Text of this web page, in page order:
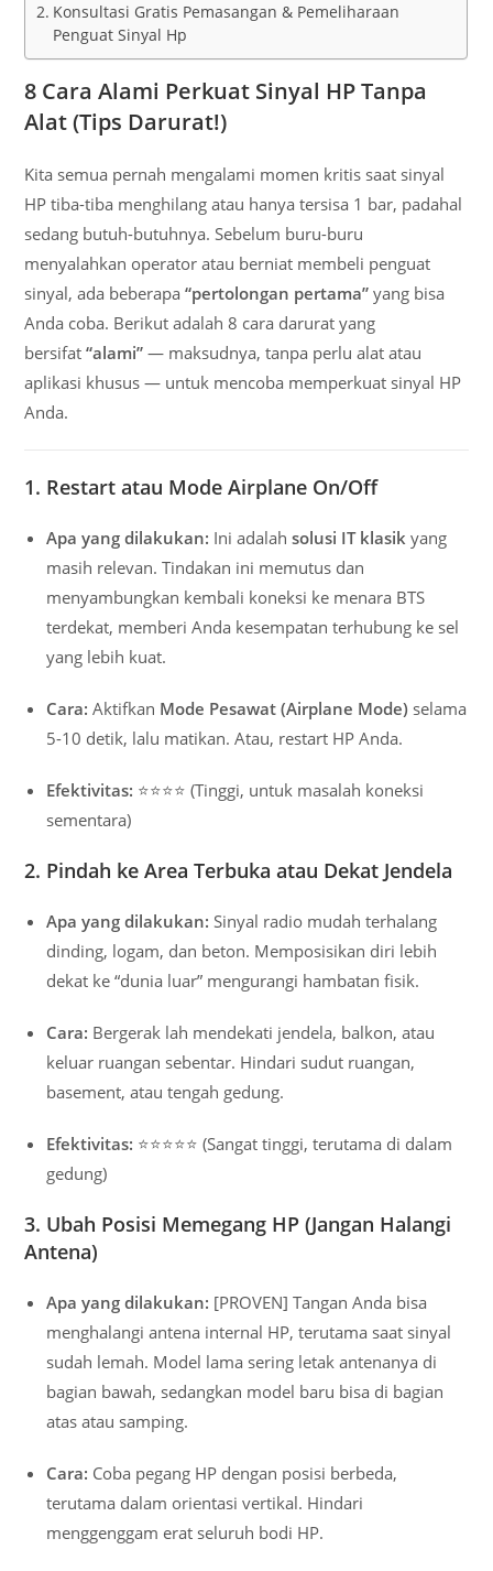
Konsultasi Gratis Pemasangan & Pemeliharaan
Penguat Sinyal Hp
8 Cara Alami Perkuat Sinyal HP Tanpa
Alat (Tips Darurat!)
Kita semua pernah mengalami momen kritis saat sinyal
HP tiba-tiba menghilang atau hanya tersisa 1 bar, padahal
sedang butuh-butuhnya. Sebelum buru-buru
menyalahkan operator atau berniat membeli penguat
sinyal, ada beberapa“pertolongan pertama” yang bisa
Anda coba. Berikut adalah 8 cara darurat yang
bersifat“alami” — maksudnya, tanpa perlu alat atau
aplikasi khusus — untuk mencoba memperkuat sinyal HP
Anda.
1. Restart atau Mode Airplane On/Off
Apa yang dilakukan: Ini adalahsolusi IT klasik yang
masih relevan. Tindakan ini memutus dan
menyambungkan kembali koneksi ke menara BTS
terdekat, memberi Anda kesempatan terhubung ke sel
yang lebih kuat.
Cara: Aktifkan Mode Pesawat (Airplane Mode) selama
5-10 detik, lalu matikan. Atau, restart HP Anda.
Efektivitas: ⭐⭐⭐⭐ (Tinggi, untuk masalah koneksi
sementara)
2. Pindah ke Area Terbuka atau Dekat Jendela
Apa yang dilakukan: Sinyal radio mudah terhalang
dinding, logam, dan beton. Memposisikan diri lebih
dekat ke “dunia luar” mengurangi hambatan fisik.
Cara: Bergerak lah mendekati jendela, balkon, atau
keluar ruangan sebentar. Hindari sudut ruangan,
basement, atau tengah gedung.
Efektivitas: ⭐⭐⭐⭐⭐ (Sangat tinggi, terutama di dalam
gedung)
3. Ubah Posisi Memegang HP (Jangan Halangi
Antena)
Apa yang dilakukan: [PROVEN] Tangan Anda bisa
menghalangi antena internal HP, terutama saat sinyal
sudah lemah. Model lama sering letak antenanya di
bagian bawah, sedangkan model baru bisa di bagian
atas atau samping.
Cara: Coba pegang HP dengan posisi berbeda,
terutama dalam orientasi vertikal. Hindari
menggenggam erat seluruh bodi HP.